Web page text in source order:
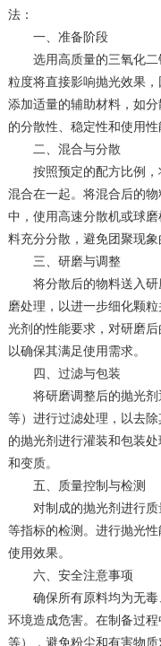
法：
一、准备阶段
选用高质量的三氧化二
粒度将直接影响抛光效果
添加适量的辅助材料，如
的分散性、稳定性和使用性
二、混合与分散
按照预定的配方比例，
混合在一起。将混合后的物
中，使用高速分散机或球
料充分分散，避免团聚现象
三、研磨与调整
将分散后的物料送入研
磨处理，以进一步细化颗
光剂的性能要求，对研磨
以确保其满足使用需求。
四、过滤与包装
将研磨调整后的抛光剂
等）进行过滤处理，以去
的抛光剂进行灌装和包装
和变质。
五、质量控制与检测
对制成的抛光剂进行质
等指标的检测。进行抛光
使用效果。
六、安全注意事项
确保所有原料均为无毒
环境造成危害。在制备过
等），避免粉尘和有害物